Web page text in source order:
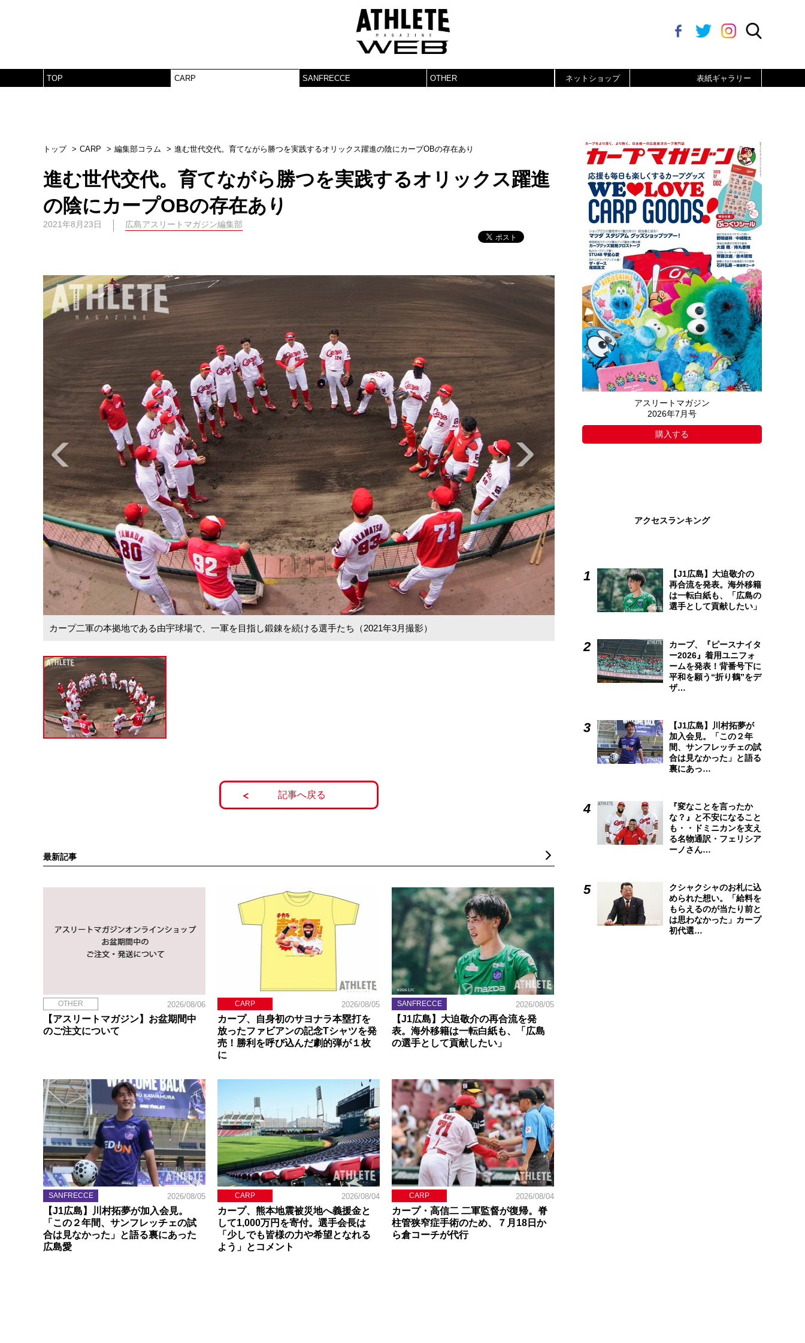
TOP CARP SANFRECCE OTHER ネットショップ 表紙ギャラリー
トップ CARP 編集部コラム 進む世代交代。育てながら勝つを実践するオリックス躍進の陰にカープOBの存在あり
進む世代交代。育てながら勝つを実践するオリックス躍進
の陰にカープOBの存在あり
2021年8月23日 広島アスリートマガジン編集部
カープ二軍の本拠地である由宇球場で、一軍を目指し鍛錬を続ける選手たち（2021年3月撮影）
記事へ戻る
最新記事
OTHER 2026/08/06
【アスリートマガジン】お盆期間中
のご注文について
CARP 2026/08/05
カープ、自身初のサヨナラ本塁打を
放ったファビアンの記念Tシャツを発
売！勝利を呼び込んだ劇的弾が１枚
に
SANFRECCE 2026/08/05
【J1広島】大迫敬介の再合流を発
表。海外移籍は一転白紙も、「広島
の選手として貢献したい」
SANFRECCE 2026/08/05
【J1広島】川村拓夢が加入会見。
「この２年間、サンフレッチェの試
合は見なかった」と語る裏にあった
広島愛
CARP 2026/08/04
カープ、熊本地震被災地へ義援金と
して1,000万円を寄付。選手会長は
「少しでも皆様の力や希望となれる
よう」とコメント
CARP 2026/08/04
カープ・高信二 二軍監督が復帰。脊
柱管狭窄症手術のため、７月18日か
ら倉コーチが代行
アスリートマガジン
2026年7月号
購入する
アクセスランキング
【J1広島】大迫敬介の
再合流を発表。海外移籍
は一転白紙も、「広島の
選手として貢献したい」
カープ、『ピースナイタ
ー2026』着用ユニフォ
ームを発表！背番号下に
平和を願う“折り鶴”をデ
ザ…
【J1広島】川村拓夢が
加入会見。「この２年
間、サンフレッチェの試
合は見なかった」と語る
裏にあっ…
『変なことを言ったか
な？』と不安になること
も・・ドミニカンを支え
る名物通訳・フェリシア
ーノさん…
クシャクシャのお札に込
められた想い。「給料を
もらえるのが当たり前と
は思わなかった」カープ
初代選…